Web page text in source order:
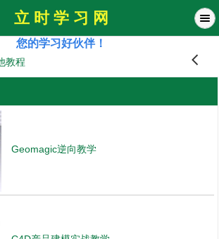
立 时 学 习 网
您的学习好伙伴！
󰊒
教程
Geomagic逆向教学